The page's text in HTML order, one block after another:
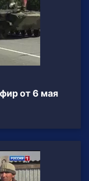
от 6 мая